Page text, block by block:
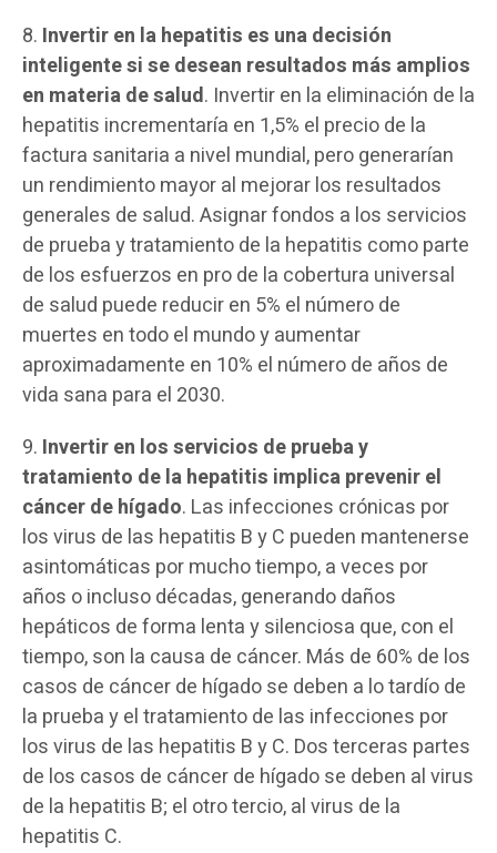
8. Invertir en la hepatitis es una decisión
inteligente si se desean resultados más amplios
en materia de salud. Invertir en la eliminación de la
hepatitis incrementaría en 1,5% el precio de la
factura sanitaria a nivel mundial, pero generarían
un rendimiento mayor al mejorar los resultados
generales de salud. Asignar fondos a los servicios
de prueba y tratamiento de la hepatitis como parte
de los esfuerzos en pro de la cobertura universal
de salud puede reducir en 5% el número de
muertes en todo el mundo y aumentar
aproximadamente en 10% el número de años de
vida sana para el 2030.
9. Invertir en los servicios de prueba y
tratamiento de la hepatitis implica prevenir el
cáncer de hígado. Las infecciones crónicas por
los virus de las hepatitis B y C pueden mantenerse
asintomáticas por mucho tiempo, a veces por
años o incluso décadas, generando daños
hepáticos de forma lenta y silenciosa que, con el
tiempo, son la causa de cáncer. Más de 60% de los
casos de cáncer de hígado se deben a lo tardío de
la prueba y el tratamiento de las infecciones por
los virus de las hepatitis B y C. Dos terceras partes
de los casos de cáncer de hígado se deben al virus
de la hepatitis B; el otro tercio, al virus de la
hepatitis C.